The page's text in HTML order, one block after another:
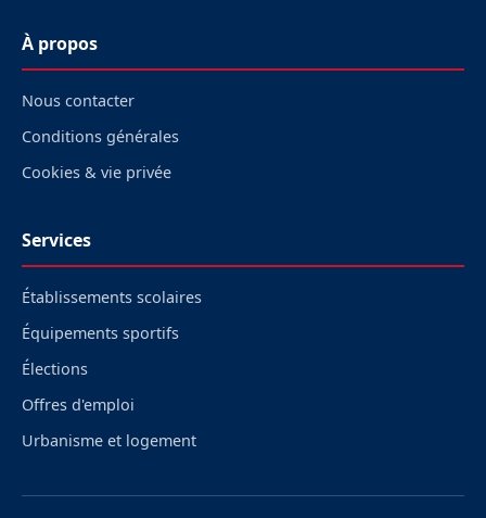
À propos
Nous contacter
Conditions générales
Cookies & vie privée
Services
Établissements scolaires
Équipements sportifs
Élections
Offres d'emploi
Urbanisme et logement